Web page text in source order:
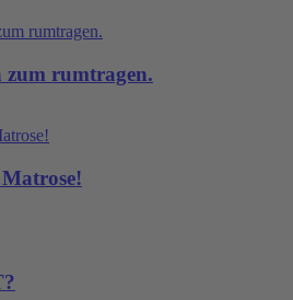
zum rumtragen.